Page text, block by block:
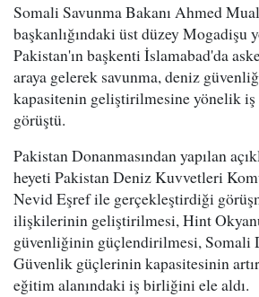
Somali Savunma Bakanı Ahmed
başkanlığındaki üst düzey Mogadişu
Pakistan'ın başkenti İslamabad'da
araya gelerek savunma, deniz
kapasitenin geliştirilmesine yönelik
görüştü.
Pakistan Donanmasından yapılan
heyeti Pakistan Deniz Kuvvetleri
Nevid Eşref ile gerçekleştirdiği
ilişkilerinin geliştirilmesi, Hint
güvenliğinin güçlendirilmesi, Somali
Güvenlik güçlerinin kapasitesinin
eğitim alanındaki iş birliğini ele aldı.